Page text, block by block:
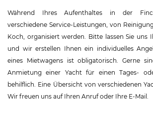
Während Ihres Aufenthaltes in der
verschiedene Service-Leistungen, von
Koch, organisiert werden. Bitte lassen Sie uns
und wir erstellen Ihnen ein individuelles
eines Mietwagens ist obligatorisch. Gerne
Anmietung einer Yacht für einen Tages-
behilflich. Eine Übersicht von verschiedenen
Wir freuen uns auf Ihren Anruf oder Ihre E-Mail.